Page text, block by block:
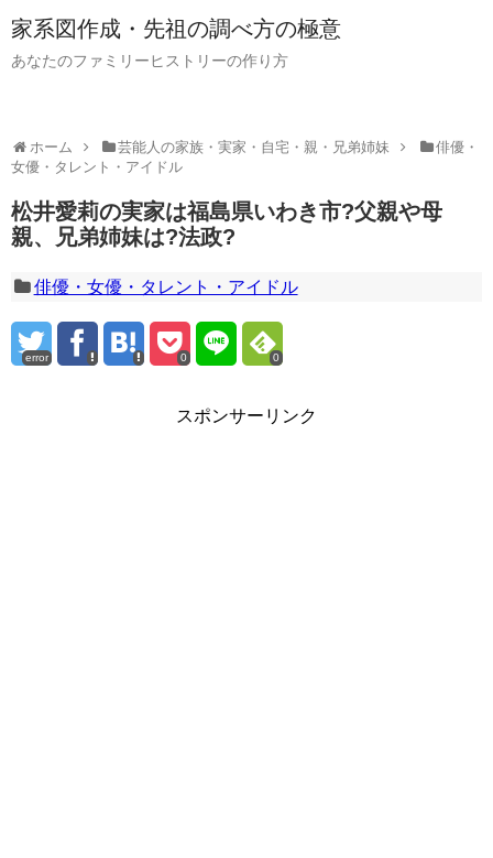
家系図作成・先祖の調べ方の極意
あなたのファミリーヒストリーの作り方
ホーム 芸能人の家族・実家・自宅・親・兄弟姉妹
俳優・
女優・タレント・アイドル
松井愛莉の実家は福島県いわき市?父親や母
親、兄弟姉妹は?法政?
俳優・女優・タレント・アイドル
error 0 0
スポンサーリンク